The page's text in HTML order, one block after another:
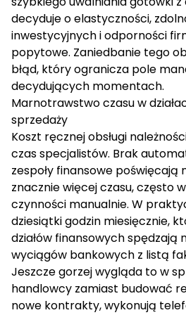
decyduje o elastyczności,
inwestycyjnych i odporności
popytowe. Zaniedbanie tego
błąd, który ogranicza pole
decydujących momentach.
Marnotrawstwo czasu w
sprzedaży
Koszt ręcznej obsługi
czas specjalistów. Brak
zespoły finansowe poświęcają
znacznie więcej czasu, często
czynności manualnie. W
dziesiątki godzin miesięcznie,
działów finansowych spędzają
wyciągów bankowych z listą
Jeszcze gorzej wygląda to w
handlowcy zamiast budować
nowe kontrakty, wykonują